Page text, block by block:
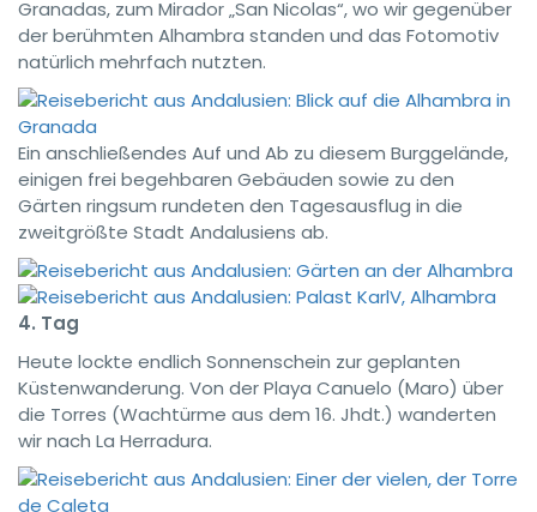
Granadas, zum Mirador „San Nicolas“, wo wir gegenüber
der berühmten Alhambra standen und das Fotomotiv
natürlich mehrfach nutzten.
Ein anschließendes Auf und Ab zu diesem Burggelände,
einigen frei begehbaren Gebäuden sowie zu den
Gärten ringsum rundeten den Tagesausflug in die
zweitgrößte Stadt Andalusiens ab.
4. Tag
Heute lockte endlich Sonnenschein zur geplanten
Küstenwanderung. Von der Playa Canuelo (Maro) über
die Torres (Wachtürme aus dem 16. Jhdt.) wanderten
wir nach La Herradura.